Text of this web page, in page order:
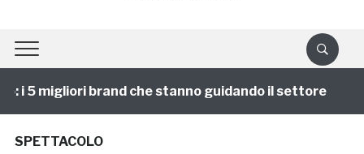
5 migliori brand che stanno guidando il settore
SPETTACOLO